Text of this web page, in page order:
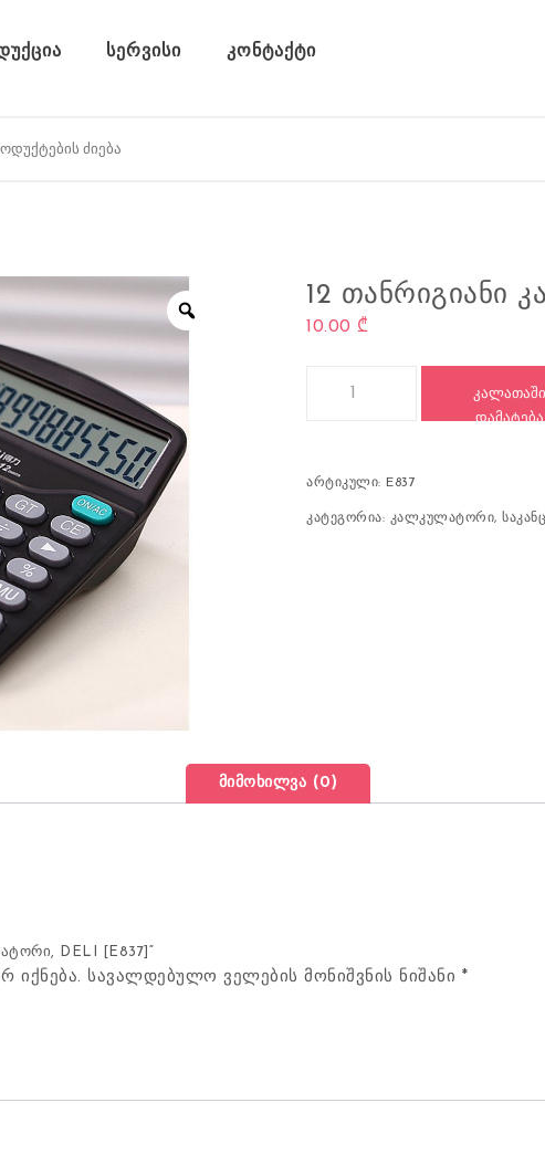
სერვისი კონტაქტი
12 ᲗᲐᲜᲠᲘᲒᲘᲐᲜᲘ
10.00 ₾
ᲙᲐᲚᲐᲗᲐᲨᲘ
ᲓᲐᲛᲐᲢᲔᲑᲐ
არტიკული: E837
კატეგორია: კალკულატორი,
მიმოხილვა (0)
DELI [E837]“
იქნება. სავალდებულო ველების მონიშვნის ნიშანი *